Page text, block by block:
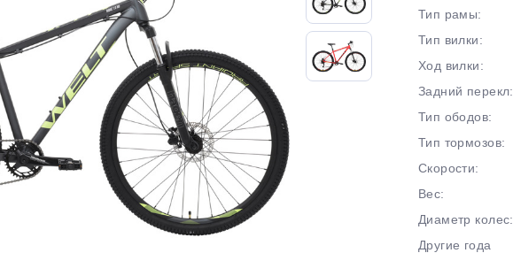
Тип рамы:
Тип вилки:
Ход вилки:
Задний перекл:
Тип ободов:
Тип тормозов:
Скорости:
Вес:
Диаметр колес:
Другие года
на части
без переплат
График платежей
Сегодня
25%